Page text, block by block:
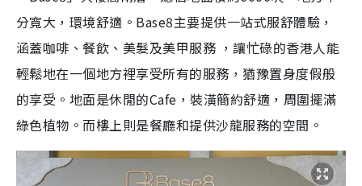
分寬大，環境舒適。Base8主要提供一站式服舒體驗，
涵蓋咖啡、餐飲、美髮及美甲服務 ，讓忙碌的香港人能
輕鬆地在一個地方裡享受所有的服務，猶豫置身度假般
的享受。地面是休閒的Cafe，裝潢簡約舒適，周圍擺滿
綠色植物。而樓上則是餐廳和提供沙龍服務的空間。